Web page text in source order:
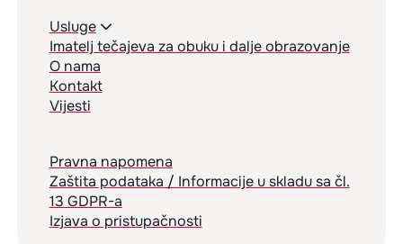
Usluge
Imatelj tečajeva za obuku i dalje obrazovanje
O nama
Kontakt
Vijesti
Pravna napomena
Zaštita podataka / Informacije u skladu sa čl.
13 GDPR-a
Izjava o pristupačnosti